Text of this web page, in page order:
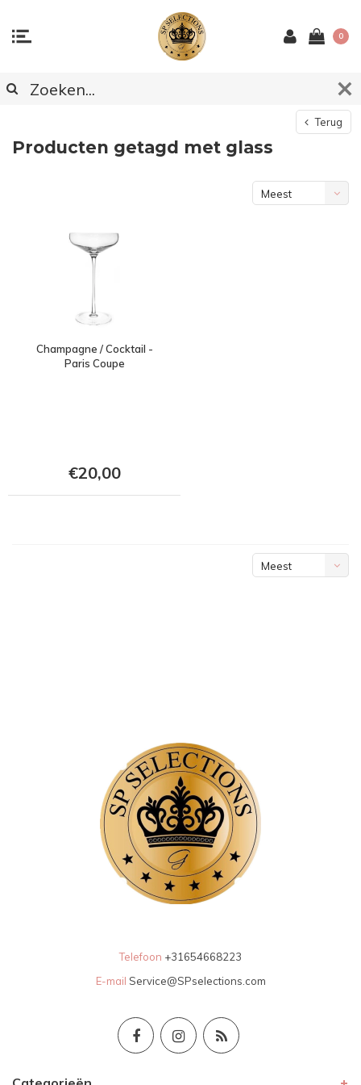
0
Terug
Producten getagd met glass
Meest
Champagne / Cocktail -
Paris Coupe
€20,00
Meest
Telefoon +31654668223
E-mail Service@SPselections.com